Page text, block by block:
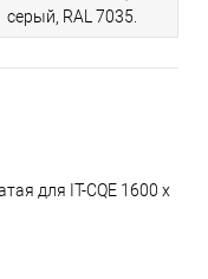
серый, RAL 7035.
для IT-CQE 1600 x